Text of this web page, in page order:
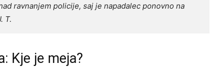
ravnanjem policije, saj je napadalec ponovno na
T.
Kje je meja?